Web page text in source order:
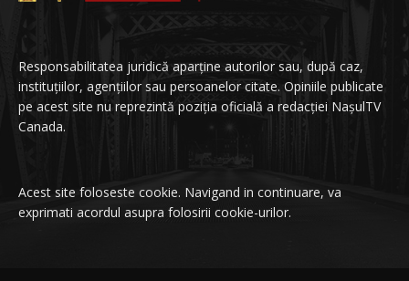
Responsabilitatea juridică aparține autorilor sau, după caz,
instituțiilor, agențiilor sau persoanelor citate. Opiniile publicate
pe acest site nu reprezintă poziția oficială a redacției NașulTV
Canada.
Acest site foloseste cookie. Navigand in continuare, va
exprimati acordul asupra folosirii cookie-urilor.